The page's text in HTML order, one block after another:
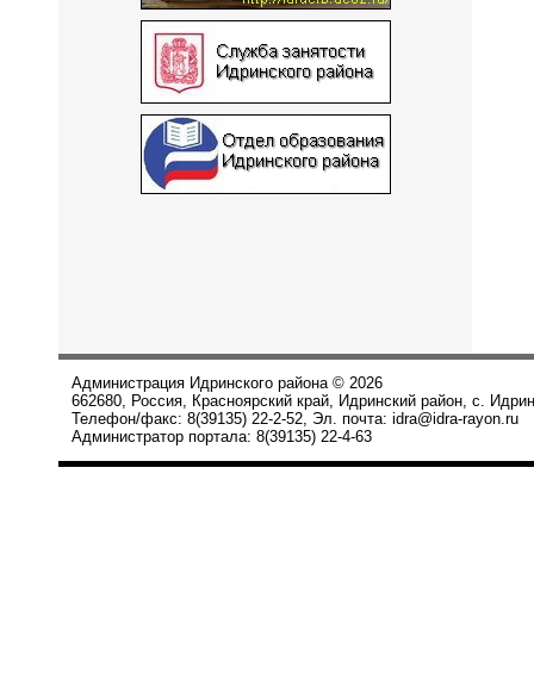
Администрация Идринского района © 2026
662680, Россия, Красноярский край, Идринский район, с.
Телефон/факс: 8(39135) 22-2-52, Эл. почта: idra@idra-rayon.ru
Администратор портала: 8(39135) 22-4-63